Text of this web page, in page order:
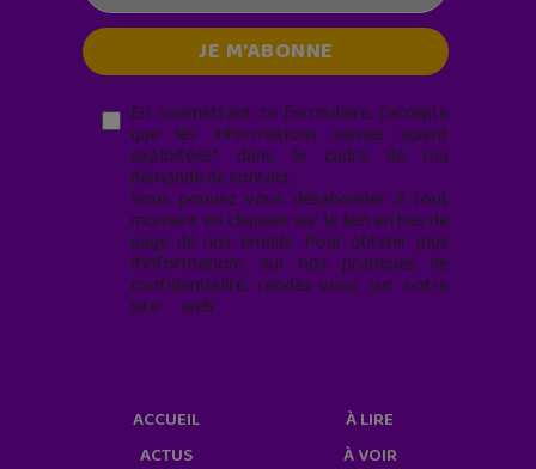
En soumettant ce formulaire, j’accepte
que les informations saisies soient
exploitées* dans le cadre de ma
demande de contact.
Vous pouvez vous désabonner à tout
moment en cliquant sur le lien en bas de
page de nos emails. Pour obtenir plus
d'informations sur nos pratiques de
confidentialité, rendez-vous sur notre
site web
ACCUEIL
ACTUS
À LIRE
À VOIR